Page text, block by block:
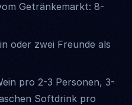
Getränkemarkt: 8-
oder zwei Freunde als
pro 2-3 Personen, 3-
Softdrink pro